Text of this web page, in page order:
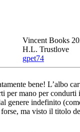
Vincent Books
H.L. Trustlove
gpet74
bene! L’albo
per mano per
genere indefinito
ma visto il titolo